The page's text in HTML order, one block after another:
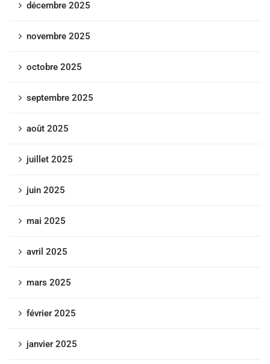
décembre 2025
novembre 2025
octobre 2025
septembre 2025
août 2025
juillet 2025
juin 2025
mai 2025
avril 2025
mars 2025
février 2025
janvier 2025